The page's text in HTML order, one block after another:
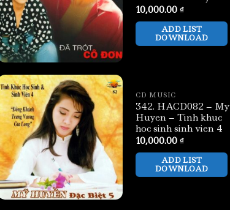
10,000.00₫
ADD LIST
DOWNLOAD
CD MUSIC
342. HACD082 – My
Huyen – Tinh khuc
hoc sinh sinh vien 4
10,000.00₫
ADD LIST
DOWNLOAD